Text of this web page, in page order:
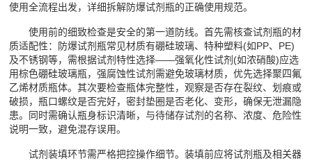
使用全流程出发，详细拆解防爆试剂瓶的正确使用规范。
使用前的细致检查是安全的第一道防线。首先需核查试剂瓶的材
质适配性：防爆试剂瓶常见材质有硼硅玻璃、特种塑料(如PP、PE)
及不锈钢等，需根据试剂特性选择——强氧化性试剂(如浓硝酸)应选
用棕色硼硅玻璃瓶，强腐蚀性试剂需避免玻璃材质，优先选择聚四氟
乙烯材质瓶体。其次要检查瓶体完整性，观察是否存在裂纹、划痕或
破损，瓶口螺纹是否完好，密封垫圈是否老化、变形，确保无泄漏隐
患。同时需确认瓶身标识清晰，与待储存试剂的名称、浓度、危险性
说明一致，避免混存误用。
试剂装填环节需严格把控操作细节。装填前应将试剂瓶及相关器